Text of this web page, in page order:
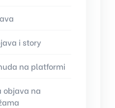
i story
na platformi
objava na